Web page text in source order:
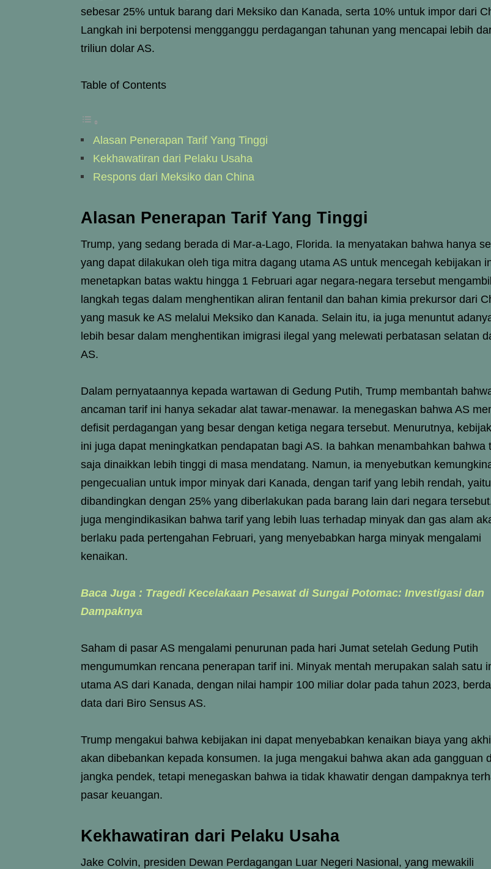
sebesar 25% untuk barang dari Meksiko dan Kanada, serta 10% untuk impor dari
Langkah ini berpotensi mengganggu perdagangan tahunan yang mencapai lebih
triliun dolar AS.
Table of Contents
Alasan Penerapan Tarif Yang Tinggi
Kekhawatiran dari Pelaku Usaha
Respons dari Meksiko dan China
Alasan Penerapan Tarif Yang Tinggi
Trump, yang sedang berada di Mar-a-Lago, Florida. Ia menyatakan bahwa hanya
yang dapat dilakukan oleh tiga mitra dagang utama AS untuk mencegah kebijakan
menetapkan batas waktu hingga 1 Februari agar negara-negara tersebut mengambil
langkah tegas dalam menghentikan aliran fentanil dan bahan kimia prekursor dari
yang masuk ke AS melalui Meksiko dan Kanada. Selain itu, ia juga menuntut
lebih besar dalam menghentikan imigrasi ilegal yang melewati perbatasan selatan
AS.
Dalam pernyataannya kepada wartawan di Gedung Putih, Trump membantah
ancaman tarif ini hanya sekadar alat tawar-menawar. Ia menegaskan bahwa AS
defisit perdagangan yang besar dengan ketiga negara tersebut. Menurutnya,
ini juga dapat meningkatkan pendapatan bagi AS. Ia bahkan menambahkan bahwa
saja dinaikkan lebih tinggi di masa mendatang. Namun, ia menyebutkan
pengecualian untuk impor minyak dari Kanada, dengan tarif yang lebih rendah,
dibandingkan dengan 25% yang diberlakukan pada barang lain dari negara
juga mengindikasikan bahwa tarif yang lebih luas terhadap minyak dan gas alam
berlaku pada pertengahan Februari, yang menyebabkan harga minyak mengalami
kenaikan.
Baca Juga : Tragedi Kecelakaan Pesawat di Sungai Potomac: Investigasi dan
Dampaknya
Saham di pasar AS mengalami penurunan pada hari Jumat setelah Gedung Putih
mengumumkan rencana penerapan tarif ini. Minyak mentah merupakan salah satu
utama AS dari Kanada, dengan nilai hampir 100 miliar dolar pada tahun 2023,
data dari Biro Sensus AS.
Trump mengakui bahwa kebijakan ini dapat menyebabkan kenaikan biaya yang
akan dibebankan kepada konsumen. Ia juga mengakui bahwa akan ada gangguan
jangka pendek, tetapi menegaskan bahwa ia tidak khawatir dengan dampaknya
pasar keuangan.
Kekhawatiran dari Pelaku Usaha
Jake Colvin, presiden Dewan Perdagangan Luar Negeri Nasional, yang mewakili